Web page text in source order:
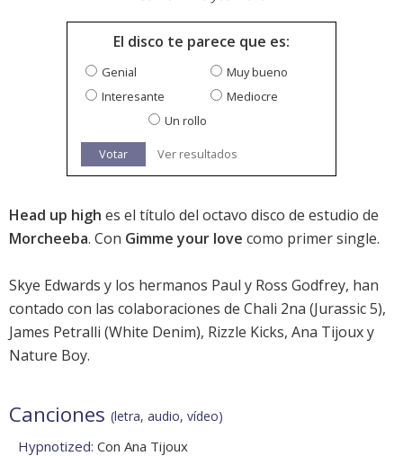
El disco te parece que es:
Genial
Muy bueno
Interesante
Mediocre
Un rollo
Votar Ver resultados
Head up high es el título del octavo disco de estudio de
Morcheeba. Con Gimme your love como primer single.
Skye Edwards y los hermanos Paul y Ross Godfrey, han
contado con las colaboraciones de Chali 2na (Jurassic 5),
James Petralli (White Denim), Rizzle Kicks, Ana Tijoux y
Nature Boy.
Canciones (letra, audio, vídeo)
Hypnotized: Con Ana Tijoux